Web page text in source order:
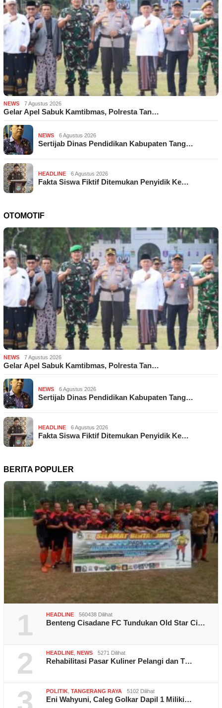
NEWS 7 Agustus 2026
Gelar Apel Sabuk Kamtibmas, Polresta Tan…
NEWS 6 Agustus 2026
Sertijab Dinas Pendidikan Kabupaten Tang…
HEADLINE 6 Agustus 2026
Fakta Siswa Fiktif Ditemukan Penyidik Ke…
OTOMOTIF
NEWS 7 Agustus 2026
Gelar Apel Sabuk Kamtibmas, Polresta Tan…
NEWS 6 Agustus 2026
Sertijab Dinas Pendidikan Kabupaten Tang…
HEADLINE 6 Agustus 2026
Fakta Siswa Fiktif Ditemukan Penyidik Ke…
BERITA POPULER
1 HEADLINE 560438 Dilihat
Benteng Cisadane FC Tundukan Old Star Ci…
2 HEADLINE NEWS 5271 Dilihat
Rehabilitasi Pasar Kuliner Pelangi dan T…
POLITIK TANGERANG RAYA 5102 Dilihat
Eni Wahyuni, Caleg Golkar Dapil 1 Miliki…